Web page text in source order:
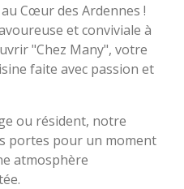
au Cœur des Ardennes !
et conviviale à
"Chez Many", votre
faite avec passion et
ou résident, notre
portes pour un moment
atmosphère